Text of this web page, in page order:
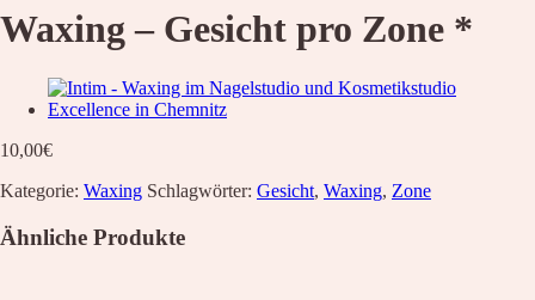
Über Uns
Informationen
Über Uns
Nachricht
Anfahrt
Wunschliste
Waxing – Gesicht pro Zone *
10,00€
Kategorie: Waxing Schlagwörter: Gesicht, Waxing, Zone
Ähnliche Produkte